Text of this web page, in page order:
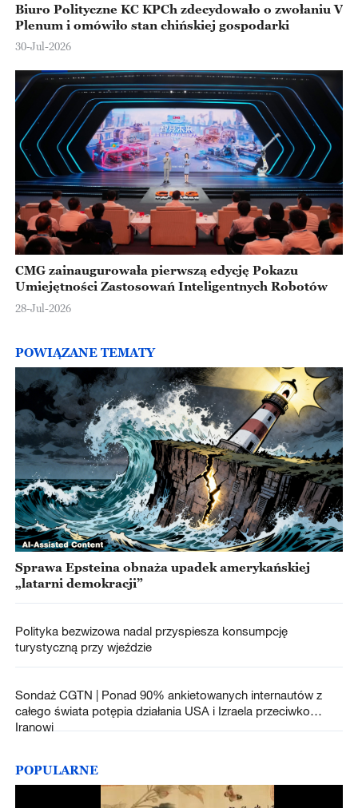
Biuro Polityczne KC KPCh zdecydowało o zwołaniu V
Plenum i omówiło stan chińskiej gospodarki
30-Jul-2026
CMG zainaugurowała pierwszą edycję Pokazu
Umiejętności Zastosowań Inteligentnych Robotów
28-Jul-2026
POWIĄZANE TEMATY
Sprawa Epsteina obnaża upadek amerykańskiej
„latarni demokracji”
Polityka bezwizowa nadal przyspiesza konsumpcję
turystyczną przy wjeździe
Sondaż CGTN | Ponad 90% ankietowanych internautów z
całego świata potępia działania USA i Izraela przeciwko
Iranowi
POPULARNE